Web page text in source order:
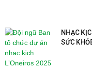
NHẠC
SỨC